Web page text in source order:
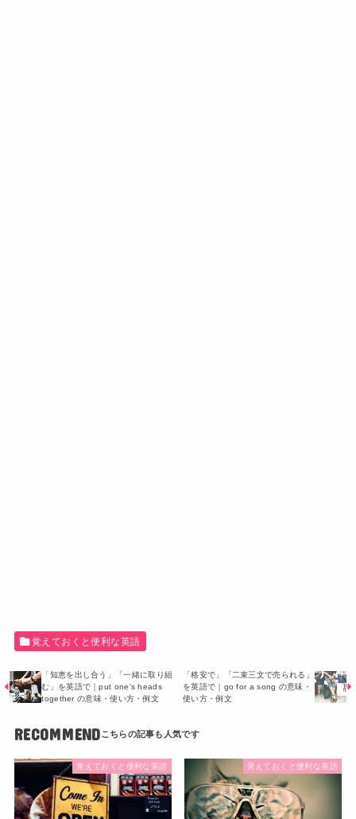
覚えておくと便利な英語
「知恵を出し合う」「一緒に取り組
む」を英語で｜put one's heads
together の意味・使い方・例文
「格安で」「二束三文で売られる」
を英語で｜go for a song の意味・
使い方・例文
RECOMMEND
覚えておくと便利な英語 覚えておくと便利な英語